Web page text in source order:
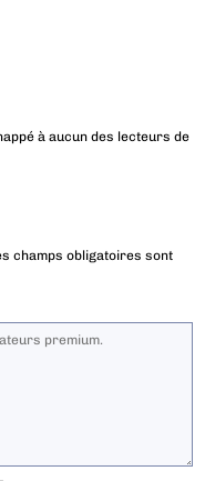
à aucun des lecteurs de
champs obligatoires sont